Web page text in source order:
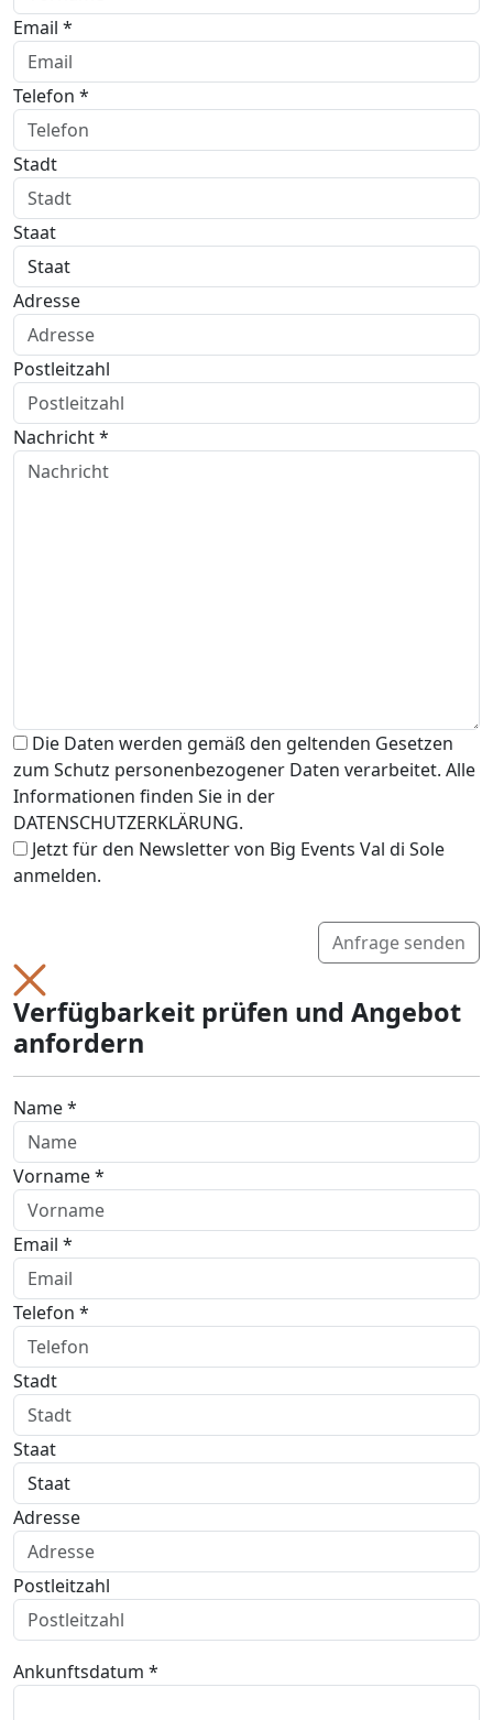
Email *
Telefon *
Stadt
Staat
Adresse
Postleitzahl
Nachricht *
Die Daten werden gemäß den geltenden Gesetzen
zum Schutz personenbezogener Daten verarbeitet. Alle
Informationen finden Sie in der
DATENSCHUTZERKLÄRUNG.
Jetzt für den Newsletter von Big Events Val di Sole
anmelden.
Anfrage senden
Verfügbarkeit prüfen und Angebot
anfordern
Name *
Vorname *
Email *
Telefon *
Stadt
Staat
Adresse
Postleitzahl
Ankunftsdatum *